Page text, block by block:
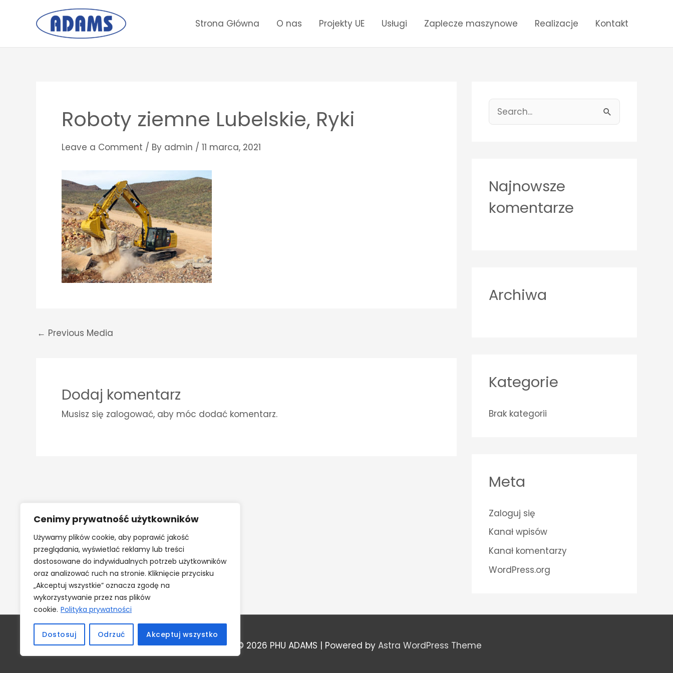
Cenimy prywatność użytkowników
Używamy plików cookie, aby poprawić jakość
przeglądania, wyświetlać reklamy lub treści
dostosowane do indywidualnych potrzeb użytkowników
oraz analizować ruch na stronie. Kliknięcie przycisku
„Akceptuj wszystkie” oznacza zgodę na
wykorzystywanie przez nas plików
cookie. Polityka prywatności
Dostosuj Odrzuć Akceptuj wszystko
Strona Główna O nas Projekty UE Usługi Zaplecze maszynowe Realizacje Kontakt
Roboty ziemne Lubelskie, Ryki
Leave a Comment / By admin / 11 marca, 2021
← Previous Media
Dodaj komentarz
Musisz się zalogować, aby móc dodać komentarz.
c
f
Najnowsze
komentarze
Archiwa
Kategorie
Brak kategorii
Meta
Zaloguj się
Kanał wpisów
Kanał komentarzy
WordPress.org
Copyright © 2026 PHU ADAMS | Powered by Astra WordPress Theme